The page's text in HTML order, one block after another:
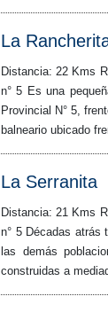
La
Distancia: 22 Kms
n° 5 Es una
Provincial N° 5,
balneario ubicado
La Serranita
Distancia: 21 Kms
n° 5 Décadas atrás
las demás
construidas a